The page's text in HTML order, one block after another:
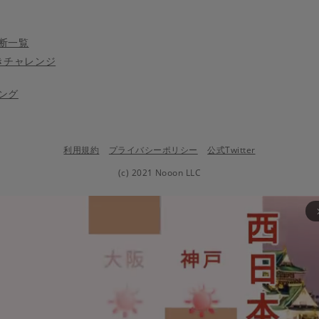
一覧
チャレンジ
グ
利用規約 プライバシーポリシー
公式Twitter
(c) 2021 Nooon LLC